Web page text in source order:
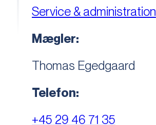
Service & administration
Mægler:
Thomas Egedgaard
Telefon:
+45 29 46 71 35